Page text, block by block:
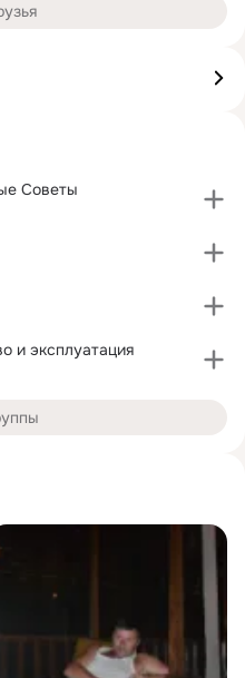
Советы
и эксплуатация